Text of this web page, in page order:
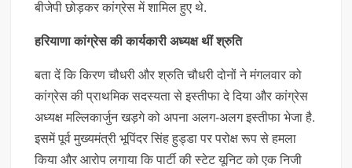
बीजेपी छोड़कर कांग्रेस में शामिल हुए थे.
हरियाणा कांग्रेस की कार्यकारी अध्यक्ष थीं श्रुति
बता दें कि किरण चौधरी और श्रुति चौधरी दोनों ने मंगलवार को
कांग्रेस की प्राथमिक सदस्यता से इस्तीफा दे दिया और कांग्रेस
अध्यक्ष मल्लिकार्जुन खड़गे को अपना अलग-अलग इस्तीफा भेजा है.
इसमें पूर्व मुख्यमंत्री भूपिंदर सिंह हुड्डा पर परोक्ष रूप से हमला
किया और आरोप लगाया कि पार्टी की स्टेट यूनिट को एक निजी